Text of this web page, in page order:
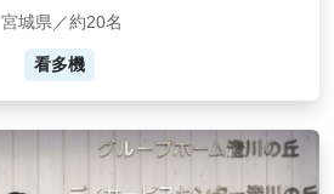
宮城県／約20名
看多機